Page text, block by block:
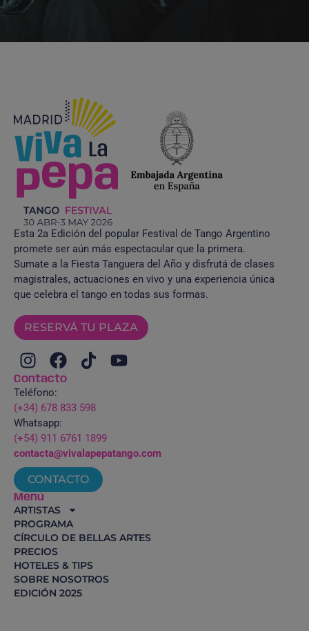
Esta 2a Edición del popular Festival de Tango Argentino
promete ser aún más espectacular que la primera.
Sumate a la Fiesta Tanguera del Año y disfrutá de clases
magistrales, actuaciones en vivo y una experiencia única
que celebra el tango en todas sus formas.
RESERVÁ TU PLAZA
Contacto
Teléfono:
(+34) 678 833 598
Whatsapp:
(+54) 911 6761 1899
contacta@vivalapepatango.com
CONTACTO
Menú
ARTISTAS
PROGRAMA
CÍRCULO DE BELLAS ARTES
PRECIOS
HOTELES & TIPS
SOBRE NOSOTROS
EDICIÓN 2025